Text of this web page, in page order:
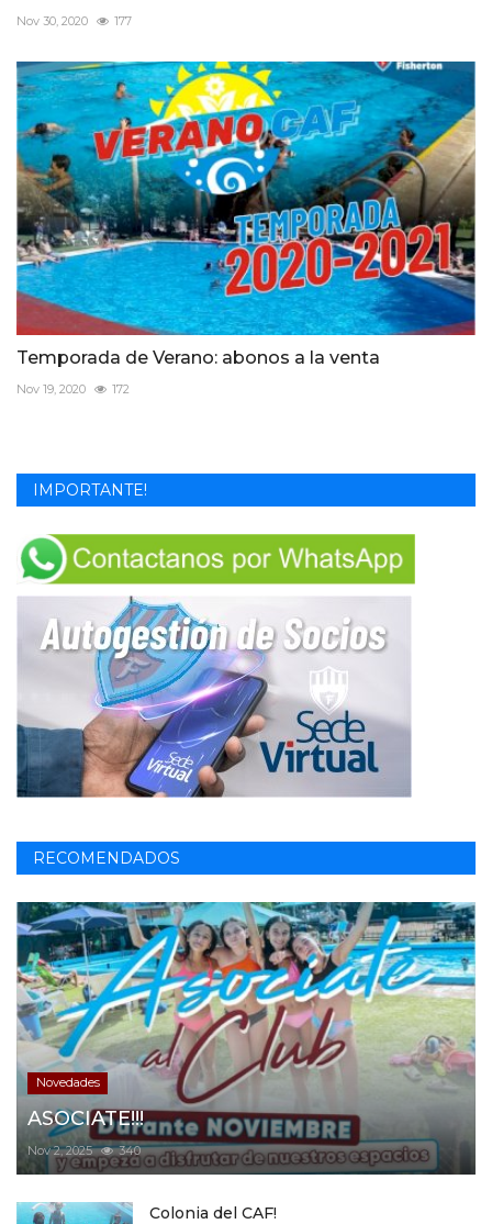
Nov 30, 2020 177
Temporada de Verano: abonos a la venta
Nov 19, 2020 172
IMPORTANTE!
RECOMENDADOS
Novedades
ASOCIATE!!!
Nov 2, 2025 340
Colonia del CAF!